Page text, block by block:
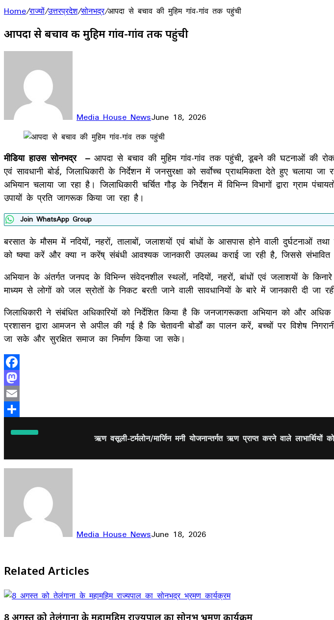
Home/राज्यों/उत्तरप्रदेश/सोनभद्र/आपदा से बचाव की मुहिम गांव-गांव तक पहुंची
आपदा से बचाव की मुहिम गांव-गांव तक पहुंची
Media House NewsJune 18, 2026
Facebook
LinkedIn
WhatsApp
Telegram
मीडिया हाउस सोनभद्र – आपदा से बचाव की मुहिम गांव-गांव तक पहुंची, डूबने की घटनाओं की
एवं सावधानी बोर्ड, जिलाधिकारी के निर्देशन में जनसुरक्षा को सर्वाेच्च प्राथमिकता देते हुए
अभियान चलाया जा रहा है। जिलाधिकारी चर्चित गौड़ के निर्देशन में विभिन्न विभागों द्वारा ग्राम
उपायों के प्रति जागरूक किया जा रहा है।
Join WhatsApp Group
बरसात के मौसम में नदियों, नहरों, तालाबों, जलाशयों एवं बांधों के आसपास होने वाली दुर्घटनाओं
को ष्क्या करें और क्या न करेंष् संबंधी आवश्यक जानकारी उपलब्ध कराई जा रही है, जिससे
अभियान के अंतर्गत जनपद के विभिन्न संवेदनशील स्थलों, नदियों, नहरों, बांधों एवं जलाशयों के
माध्यम से लोगों को जल स्रोतों के निकट बरती जाने वाली सावधानियों के बारे में जानकारी दी जा
जिलाधिकारी ने संबंधित अधिकारियों को निर्देशित किया है कि जनजागरूकता अभियान को और
प्रशासन द्वारा आमजन से अपील की गई है कि चेतावनी बोर्डों का पालन करें, बच्चों पर विशेष
जा सके और सुरक्षित समाज का निर्माण किया जा सके।
Facebook
Mastodon
Email
ऋण वसूली-टर्मलोन/मार्जिन मनी योजनान्तर्गत ऋण प्राप्त करने वाले लाभार्थियों
Media House NewsJune 18, 2026
Related Articles
8 अगस्त को तेलंगाना के महामहिम राज्यपाल का सोनभद्र भ्रमण कार्यक्रम